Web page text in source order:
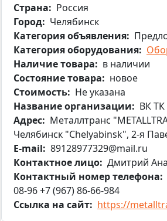
Страна
Россия
Город
Челябинск
Категория объявления
Категория оборудования
Наличие товара
в наличии
Состояние товара
новое
Стоимость
Не указана
Название организации
ВК
Aдрес
Металлтранс
Челябинск "Chelyabinsk", 2-я
E-mail
89128977329@mail.ru
Контактное лицо Дмитрий
Контактный номер телефона
08-96 +7 (967) 86-66-984
Ссылка на сайт
https://